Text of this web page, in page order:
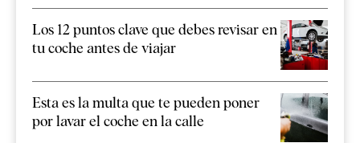
Los 12 puntos clave que debes revisar en
tu coche antes de viajar
Esta es la multa que te pueden poner
por lavar el coche en la calle